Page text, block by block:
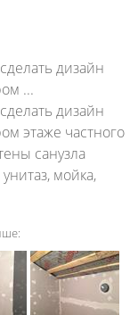
дизайн
...
дизайн
этаже частного
санузла
мойка,